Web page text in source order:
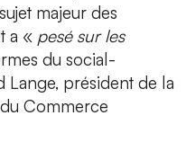
majeur des
a « pesé sur les
du social-
Lange, président de la
Commerce